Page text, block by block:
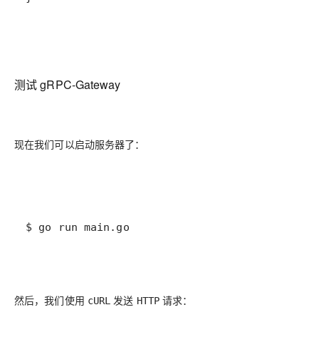
测试 gRPC-Gateway
现在我们可以启动服务器了：
$ go run main.go
然后，我们使用 cURL 发送 HTTP 请求：